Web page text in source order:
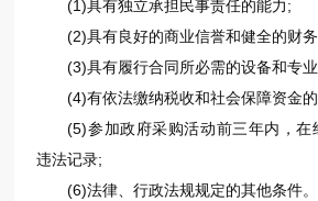
(1)具有独立承担民事责任的能力;
(2)具有良好的商业信誉和健全的财
(3)具有履行合同所必需的设备和专
(4)有依法缴纳税收和社会保障资金
(5)参加政府采购活动前三年内，在
违法记录;
(6)法律、行政法规规定的其他条件。